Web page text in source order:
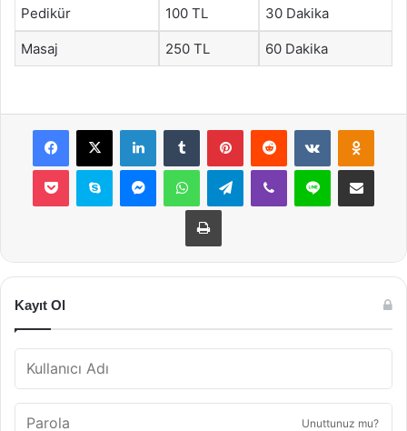
Pedikür 100 TL 30 Dakika
Masaj 250 TL 60 Dakika
Facebook
X LinkedInTumblr PinterestReddit VKontakte
Pocket Skype MessengerWhatsAppTelegramViber Line E-Posta ile
Yazdır
Kayıt Ol
Unuttunuz mu?